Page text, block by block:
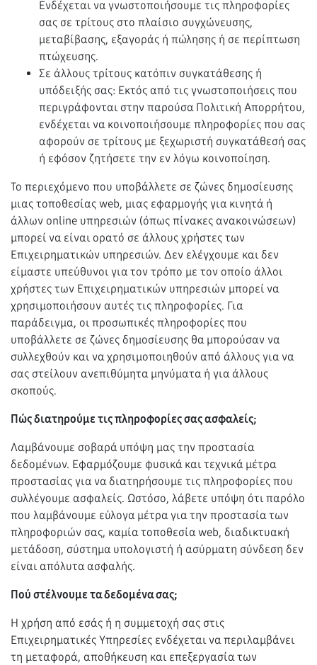
Ενδέχεται να γνωστοποιήσουμε τις πληροφορίες
σας σε τρίτους στο πλαίσιο συγχώνευσης,
μεταβίβασης, εξαγοράς ή πώλησης ή σε περίπτωση
πτώχευσης.
Σε άλλους τρίτους κατόπιν συγκατάθεσης ή
υπόδειξής σας: Εκτός από τις γνωστοποιήσεις που
περιγράφονται στην παρούσα Πολιτική Απορρήτου,
ενδέχεται να κοινοποιήσουμε πληροφορίες που σας
αφορούν σε τρίτους με ξεχωριστή συγκατάθεσή σας
ή εφόσον ζητήσετε την εν λόγω κοινοποίηση.
Το περιεχόμενο που υποβάλλετε σε ζώνες δημοσίευσης
μιας τοποθεσίας web, μιας εφαρμογής για κινητά ή
άλλων online υπηρεσιών (όπως πίνακες ανακοινώσεων)
μπορεί να είναι ορατό σε άλλους χρήστες των
Επιχειρηματικών υπηρεσιών. Δεν ελέγχουμε και δεν
είμαστε υπεύθυνοι για τον τρόπο με τον οποίο άλλοι
χρήστες των Επιχειρηματικών υπηρεσιών μπορεί να
χρησιμοποιήσουν αυτές τις πληροφορίες. Για
παράδειγμα, οι προσωπικές πληροφορίες που
υποβάλλετε σε ζώνες δημοσίευσης θα μπορούσαν να
συλλεχθούν και να χρησιμοποιηθούν από άλλους για να
σας στείλουν ανεπιθύμητα μηνύματα ή για άλλους
σκοπούς.
Πώς διατηρούμε τις πληροφορίες σας ασφαλείς;
Λαμβάνουμε σοβαρά υπόψη μας την προστασία
δεδομένων. Εφαρμόζουμε φυσικά και τεχνικά μέτρα
προστασίας για να διατηρήσουμε τις πληροφορίες που
συλλέγουμε ασφαλείς. Ωστόσο, λάβετε υπόψη ότι παρόλο
που λαμβάνουμε εύλογα μέτρα για την προστασία των
πληροφοριών σας, καμία τοποθεσία web, διαδικτυακή
μετάδοση, σύστημα υπολογιστή ή ασύρματη σύνδεση δεν
είναι απόλυτα ασφαλής.
Πού στέλνουμε τα δεδομένα σας;
Η χρήση από εσάς ή η συμμετοχή σας στις
Επιχειρηματικές Υπηρεσίες ενδέχεται να περιλαμβάνει
τη μεταφορά, αποθήκευση και επεξεργασία των